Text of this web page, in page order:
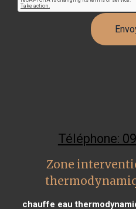
Téléphone:
Zone
chauffe eau